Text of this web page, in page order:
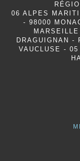
06 ALPES
- 98000
DRAGUIGNAN -
VAUCLUSE -